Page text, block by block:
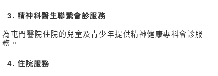
3. 精神科醫生聯繫會診服務
為屯門醫院住院的兒童及青少年提供精神健康專科會診服
務。
4. 住院服務